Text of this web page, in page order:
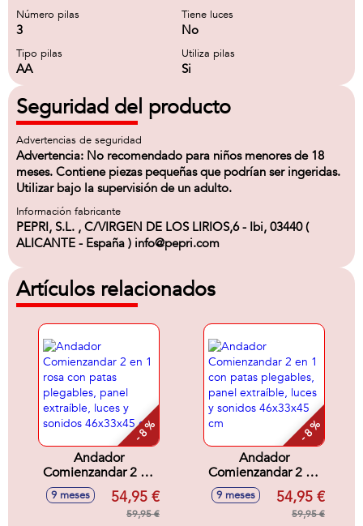
Número pilas
3
Tiene luces
No
Tipo pilas
AA
Utiliza pilas
Si
Seguridad del producto
Advertencias de seguridad
Advertencia: No recomendado para niños menores de 18
meses. Contiene piezas pequeñas que podrían ser ingeridas.
Utilizar bajo la supervisión de un adulto.
Información fabricante
PEPRI, S.L. , C/VIRGEN DE LOS LIRIOS,6 - Ibi, 03440 (
ALICANTE - España ) info@pepri.com
Artículos relacionados
- 8 %
Andador
Comienzandar 2 en
1 rosa con patas
plegables, panel
extraíble, luces y
9 meses 54,95 €
59,95 €
- 8 %
Andador
Comienzandar 2 en
1 con patas
plegables, panel
extraíble, luces y
9 meses 54,95 €
59,95 €